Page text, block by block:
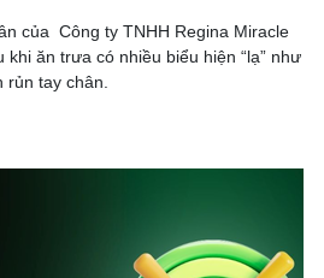
của Công ty TNHH Regina Miracle
khi ăn trưa có nhiều biểu hiện “lạ” như
tay chân.